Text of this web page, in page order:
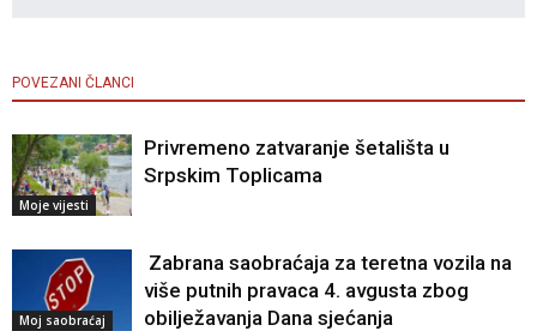
POVEZANI ČLANCI
Moje vijesti
Privremeno zatvaranje šetališta u
Srpskim Toplicama
Moj saobraćaj
Zabrana saobraćaja za teretna vozila na
više putnih pravaca 4. avgusta zbog
obilježavanja Dana sjećanja